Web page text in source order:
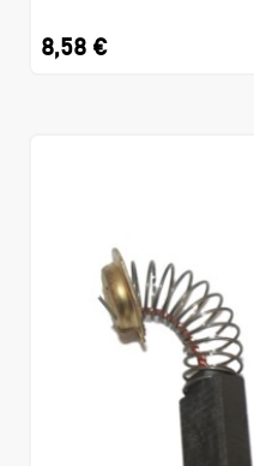
8,58 €